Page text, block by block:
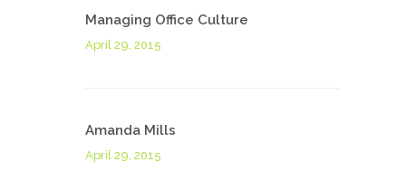
Managing Office Culture
April 29, 2015
Amanda Mills
April 29, 2015